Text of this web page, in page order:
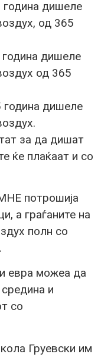
година дишеле
од 365
дишеле
од 365
година дишеле
за да дишат
ќе плаќаат и со
потрошија
а граѓаните на
полн со
евра можеа да
и
со
Груевски им